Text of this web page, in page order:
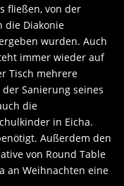
fließen, von der
die Diakonie
wurden. Auch
immer wieder auf
Tisch mehrere
Sanierung seines
die
in Eicha.
Außerdem den
von Round Table
an Weihnachten eine